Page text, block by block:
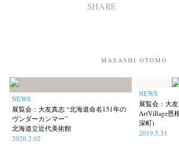
SHARE
MASASHI OTOMO
NEWS
展覧会：大友真志 “北海道命名151年の
ヴンダーカンマー”
北海道立近代美術館
2020.2.02
NEWS
展覧会：大
ArtVillage恩
深町)
2019.5.31